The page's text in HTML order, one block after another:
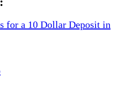
for a 10 Dollar Deposit in